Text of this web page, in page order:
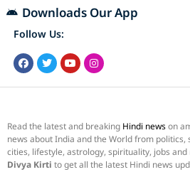
Downloads Our App
Follow Us:
Read the latest and breaking Hindi newson
news about India and the World from politics,
cities, lifestyle, astrology, spirituality, jobs
Divya Kirti to get all the latest Hindi news